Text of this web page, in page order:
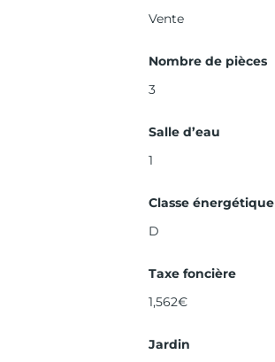
Vente
Nombre de pièces
3
Salle d’eau
1
Classe énergétique
D
Taxe foncière
1,562€
Jardin